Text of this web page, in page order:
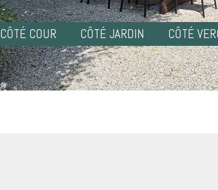
CÔTÉ COUR CÔTÉ JARDIN CÔTÉ